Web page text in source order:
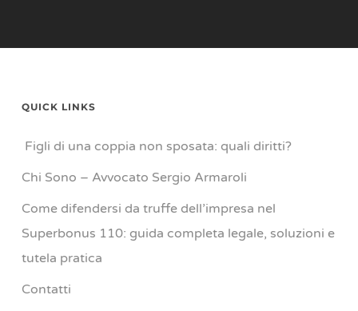
QUICK LINKS
Figli di una coppia non sposata: quali diritti?
Chi Sono – Avvocato Sergio Armaroli
Come difendersi da truffe dell’impresa nel
Superbonus 110: guida completa legale, soluzioni e
tutela pratica
Contatti